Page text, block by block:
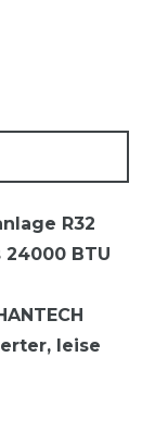
R32
24000 BTU
leise